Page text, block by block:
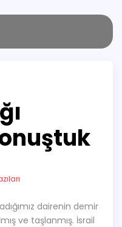
dairenin demir
ve taşlanmış. İsrail